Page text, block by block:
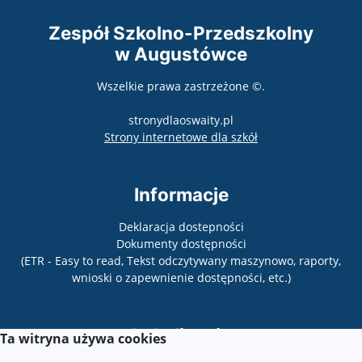
Zespół Szkolno-Przedszkolny
w Augustówce
Wszelkie prawa zastrzeżone ©.
stronydlaoswaity.pl
Strony internetowe dla szkółotwiera się w
Informacje
Deklaracja dostepności
Dokumenty dostępności
(ETR - Easy to read, Tekst odczytywany maszynowo, raporty,
wnioski o zapewnienie dostępności, etc.)
Lokalizacja
Ta witryna używa cookies